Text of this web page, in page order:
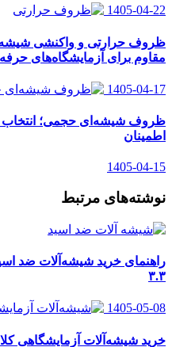
1405-04-22
ظروف حرارتی و واکنشی
مقاوم برای آزمایشگاه‌های
1405-04-17
ظروف شیشه‌ای حجمی؛ انتخاب
اطمینان
1405-04-15
نوشته‌های مرتبط
راهنمای خرید شیشه‌آلات ضد
۳.۳
1405-05-08